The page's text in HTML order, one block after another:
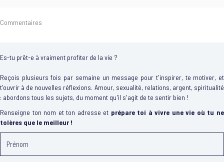
Commentaires
Es-tu prêt-e à vraiment profiter de la vie ?
Reçois plusieurs fois par semaine un message pour t'inspirer, te motiver, et
t'ouvrir à de nouvelles réflexions. Amour, sexualité, relations, argent, spiritualité
: abordons tous les sujets, du moment qu'il s'agit de te sentir bien !
Renseigne ton nom et ton adresse et prépare toi à vivre une vie où tu ne
tolères que le meilleur !